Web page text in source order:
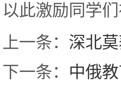
以此激励同学
上一条： 深北
下一条： 中俄